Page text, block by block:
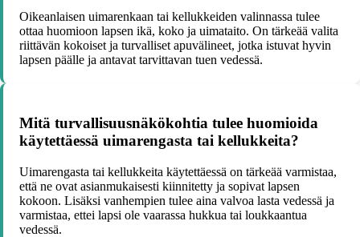
Oikeanlaisen uimarenkaan tai kellukkeiden valinnassa tulee
ottaa huomioon lapsen ikä, koko ja uimataito. On tärkeää valita
riittävän kokoiset ja turvalliset apuvälineet, jotka istuvat hyvin
lapsen päälle ja antavat tarvittavan tuen vedessä.
Mitä turvallisuusnäkökohtia tulee huomioida
käytettäessä uimarengasta tai kellukkeita?
Uimarengasta tai kellukkeita käytettäessä on tärkeää varmistaa,
että ne ovat asianmukaisesti kiinnitetty ja sopivat lapsen
kokoon. Lisäksi vanhempien tulee aina valvoa lasta vedessä ja
varmistaa, ettei lapsi ole vaarassa hukkua tai loukkaantua
vedessä.